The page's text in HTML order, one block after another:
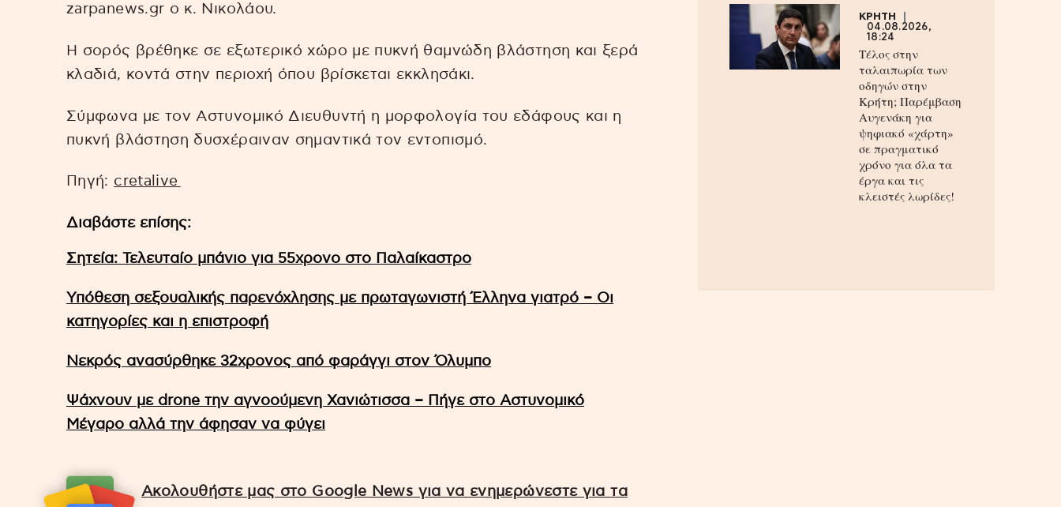
zarpanews.gr ο κ. Νικολάου.
Η σορός βρέθηκε σε εξωτερικό χώρο με πυκνή θαμνώδη βλάστηση και ξερά
κλαδιά, κοντά στην περιοχή όπου βρίσκεται εκκλησάκι.
Σύμφωνα με τον Αστυνομικό Διευθυντή η μορφολογία του εδάφους και η
πυκνή βλάστηση δυσχέραιναν σημαντικά τον εντοπισμό.
Πηγή: cretalive
Διαβάστε επίσης:
Σητεία: Τελευταίο μπάνιο για 55χρονο στο Παλαίκαστρο
Υπόθεση σεξουαλικής παρενόχλησης με πρωταγωνιστή Έλληνα γιατρό – Οι
κατηγορίες και η επιστροφή
Νεκρός ανασύρθηκε 32χρονος από φαράγγι στον Όλυμπο
Ψάχνουν με drone την αγνοούμενη Χανιώτισσα – Πήγε στο Αστυνομικό
Μέγαρο αλλά την άφησαν να φύγει
Ακολουθήστε μας στο Google News για να ενημερώνεστε για τα
ΚΡΗΤΗ
04.08.2026,
18:24
Τέλος στην
ταλαιπωρία των
οδηγών στην
Κρήτη; Παρέμβαση
Αυγενάκη για
ψηφιακό «χάρτη»
σε πραγματικό
χρόνο για όλα τα
έργα και τις
κλειστές λωρίδες!